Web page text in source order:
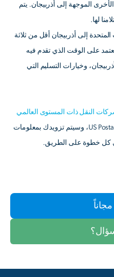
الموجهة إلى أذربيجان. يتم
لها.
إلى أذربيجان أقل من ثلاثة
على الوقت الذي تقدم فيه
وخيارات التسليم التي
النقل ذات المستوى العالمي
بما في ذلك DHL وFedEx وAramex وUS Postal، وسيتم تزويدك بمعلومات
كل خطوة على الطريق.